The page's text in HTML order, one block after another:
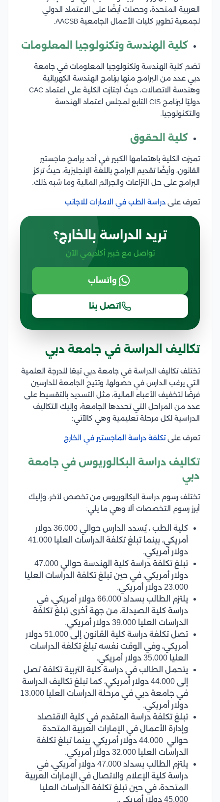
العربية المتحدة، وحصلت أيضًا على الاعتماد الدولي
لجمعية تطوير كليات الأعمال الجامعية AACSB.
كلية الهندسة وتكنولوجيا المعلومات
تضم كلية الهندسة وتكنولوجيا المعلومات في جامعة
دبي عدد من البرامج منها برنامج الهندسة الكهربائية
وهندسة الاتصالات، حيثُ اجتازت الكلية على اعتماد CAC
دوليًا لبرنامج CIS التابع لمجلس اعتماد الهندسة
والتكنولوجيا.
كلية الحقوق
تميزت الكلية باهتمامها الكبير في أحد برامج ماجستير
القانون، وأيضًا تقديم البرامج باللغة الإنجليزية، حيثُ تركز
البرامج على حل النزاعات والجرائم المالية وما شبه ذلك.
تعرف على دراسة الطب في الامارات للاجانب
تريد الدراسة بالخارج؟
تواصل مع خبير أكاديمي الآن
واتساب
اتصل بنا
تكاليف الدراسة في جامعة دبي
تختلف تكاليف الدراسة في جامعة دبي تبعًا للدرجة العلمية
التي يرغب الدارس في حصولها، وتتيح الجامعة للدارسين
فرصًا لتخفيف الأعباء المالية، مثل التسديد بالتقسيط على
عدد من المراحل التي تحددها الجامعة، وإليك التكاليف
الدراسية لكل مرحلة تعليمية وهي كالآتي:
تعرف علىتكلفة دراسة الماجستير في الخارج
تكاليف دراسة البكالوريوس في جامعة
دبي
تختلف رسوم دراسة البكالوريوس من تخصص لآخر، وإليك
أبرز رسوم التخصصات ألا وهي ما يلي:
كلية الطب ، يُسدد الدارس حوالي 36.000 دولار
أمريكي، بينما تبلغ تكلفة الدراسات العليا 41.000
دولار أمريكي.
تبلغ تكلفة دراسة كلية الهندسة حوالي 47.000
دولار أمريكي، في حين تبلغ تكلفة الدراسات العليا
23.000 دولار أمريكي.
يلتزم الطالب بسداد 66.000 دولار أمريكي، في
دراسة كلية الصيدلة، من جهة أخرى تبلغ تكلفة
الدراسات العليا 39.000 دولار أمريكي.
تصل تكلفة دراسة كلية القانون إلى 51.000 دولار
أمريكي، وفي الوقت نفسه تبلغ تكلفة الدراسات
العليا 35.000 دولار أمريكي.
يتحمل الطالب في دراسة كلية التربية تكلفة تصل
إلى 44.000 دولار أمريكي، كما تبلغ تكاليف الدراسة
في جامعة دبي في مرحلة الدراسات العليا 13.000
دولار أمريكي.
تبلغ تكلفة دراسة المتقدم في كلية الاقتصاد
وإدارة الأعمال في الإمارات العربية المتحدة
حوالي 44.000 دولار أمريكي، بينما تبلغ تكلفة
الدراسات العليا 32.000 دولار أمريكي.
يلتزم الطالب بسداد 47.000 دولار أمريكي، في
دراسة كلية الإعلام والاتصال في الإمارات العربية
المتحدة، في حين تبلغ تكلفة الدراسات العليا
45.000 دولار أمريكي.